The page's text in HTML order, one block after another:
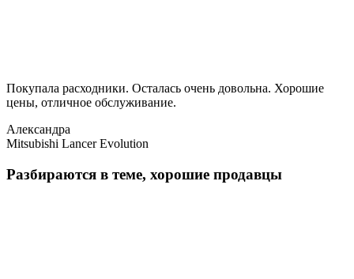
Покупала расходники. Осталась очень довольна. Хорошие
цены, отличное обслуживание.
Александра
Mitsubishi Lancer Evolution
Разбираются в теме, хорошие продавцы